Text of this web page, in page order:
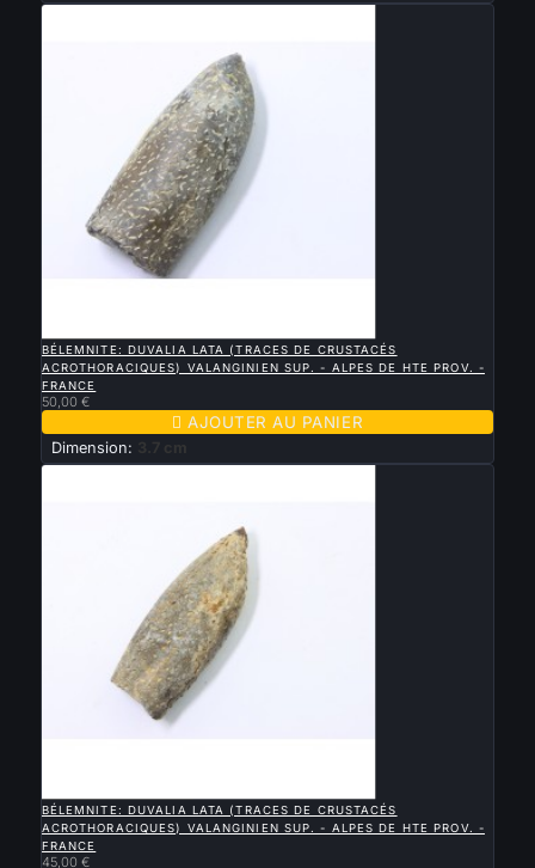
BÉLEMNITE: DUVALIA LATA (TRACES DE CRUSTACÉS
ACROTHORACIQUES) VALANGINIEN SUP. - ALPES DE HTE PROV. -
FRANCE
50,00 €
 AJOUTER AU PANIER
Dimension: 3.7 cm
BÉLEMNITE: DUVALIA LATA (TRACES DE CRUSTACÉS
ACROTHORACIQUES) VALANGINIEN SUP. - ALPES DE HTE PROV. -
FRANCE
45,00 €